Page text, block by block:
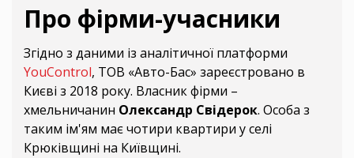
Про фірми-учасники
Згідно з даними із аналітичної платформи
YouControl, ТОВ «Авто-Бас» зареєстровано в
Києві з 2018 року. Власник фірми –
хмельничанин Олександр Свідерок. Особа з
таким ім'ям має чотири квартири у селі
Крюківщині на Київщині.